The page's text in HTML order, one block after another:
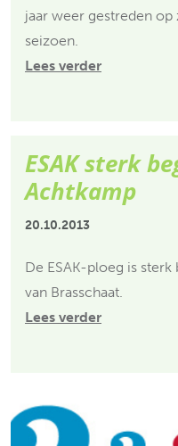
jaar weer gestreden
seizoen.
Lees verder
ESAK sterk
Achtkamp
20.10.2013
De ESAK-ploeg is
van Brasschaat.
Lees verder